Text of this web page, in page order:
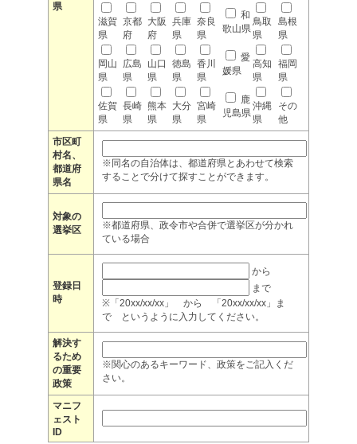
県
滋賀
県
京都
府
大阪
府
兵庫
県
奈良
県
和
歌山県
鳥取
県
島根
県
岡山
県
広島
県
山口
県
徳島
県
香川
県
愛
媛県
高知
県
福岡
県
佐賀
県
長崎
県
熊本
県
大分
県
宮崎
県
鹿
児島県
沖縄
県
その
他
市区町
村名、
都道府
県名
※同名の自治体は、都道府県とあわせて検索
することで分けて探すことができます。
対象の
選挙区
※都道府県、政令市や合併で選挙区が分かれ
ている場合
登録日
時
から
まで
※「20xx/xx/xx」 から 「20xx/xx/xx」ま
で というように入力してください。
解決す
るため
の重要
政策
※関心のあるキーワード、政策をご記入くだ
さい。
マニフ
ェスト
ID